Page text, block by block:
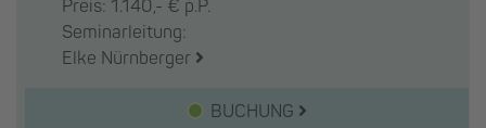
Preis: 1.140,- € p.P.
Seminarleitung:
Elke Nürnberger
BUCHUNG